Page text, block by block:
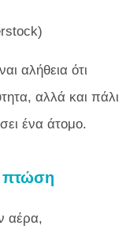
αλήθεια ότι
αλλά και πάλι
ένα άτομο.
πτώση
αέρα,